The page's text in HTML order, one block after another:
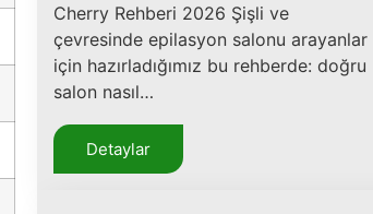
Cherry Rehberi 2026 Şişli ve
çevresinde epilasyon salonu arayanlar
için hazırladığımız bu rehberde: doğru
salon nasıl…
Detaylar